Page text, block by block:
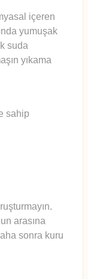
içeren
yumuşak
suda
yıkama
sahip
arasına
sonra kuru